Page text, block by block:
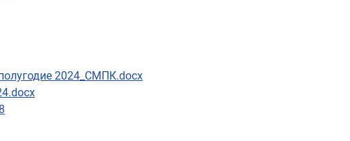
2024_СМПК.docx